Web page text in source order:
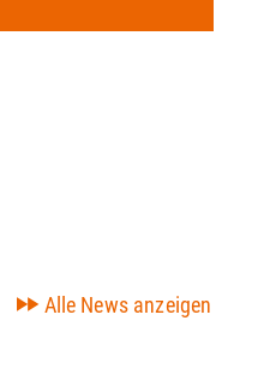
Alle News anzeigen